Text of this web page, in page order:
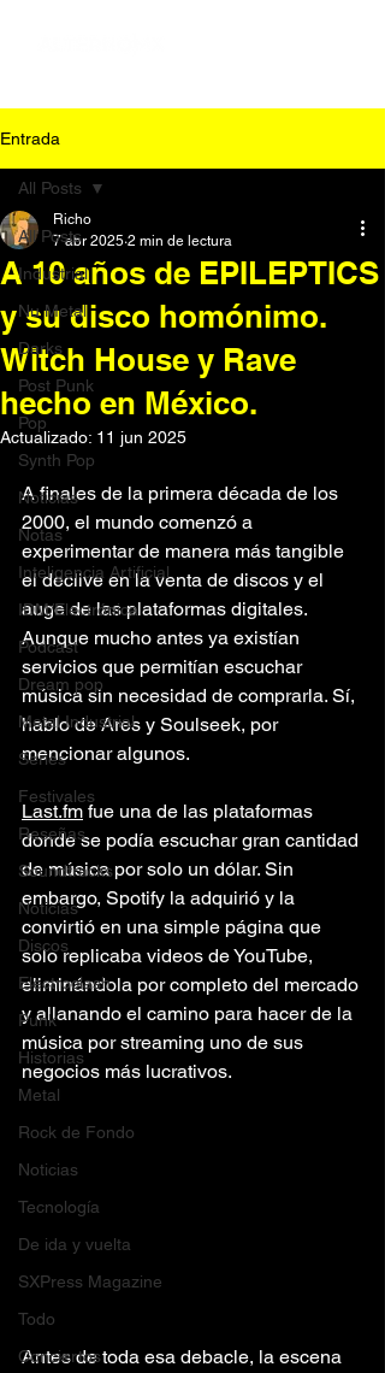
Entrada
All Posts
Industrial
Nu Metal
Darks
Post Punk
Pop
Synth Pop
Noticias
Notas
Inteligencia Artificial
IDM/Electrónica
Podcast
Dream pop
Metal Industrial
Series
Festivales
Reseñas
Soundtracks
Noticias
Discos
Electroclash
Punk
Historias
Metal
Rock de Fondo
Noticias
Tecnología
De ida y vuelta
SXPress Magazine
Todo
Conciertos
All Posts
A 10 años de EPILEPTICS
y su disco homónimo.
Witch House y Rave
hecho en México.
Richo
7 abr 2025 2 min de lectura
Actualizado: 11 jun 2025
A finales de la primera década de los
2000, el mundo comenzó a
experimentar de manera más tangible
el declive en la venta de discos y el
auge de las plataformas digitales.
Aunque mucho antes ya existían
servicios que permitían escuchar
música sin necesidad de comprarla. Sí,
hablo de Ares y Soulseek, por
mencionar algunos.
Last.fm fue una de las plataformas
donde se podía escuchar gran cantidad
de música por solo un dólar. Sin
embargo, Spotify la adquirió y la
convirtió en una simple página que
solo replicaba videos de YouTube,
eliminándola por completo del mercado
y allanando el camino para hacer de la
música por streaming uno de sus
negocios más lucrativos.
Antes de toda esa debacle, la escena